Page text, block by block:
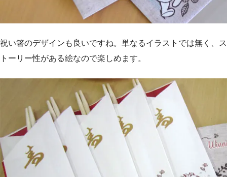
祝い箸のデザインも良いですね。単なるイラストでは無く、ス
トーリー性がある絵なので楽しめます。